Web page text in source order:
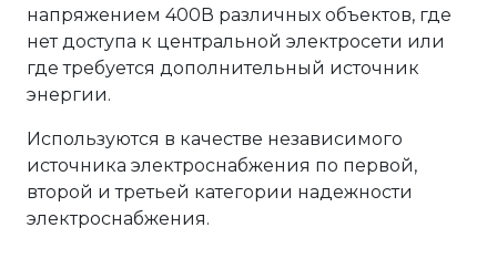
напряжением 400В различных объектов, где
нет доступа к центральной электросети или
где требуется дополнительный источник
энергии.
Используются в качестве независимого
источника электроснабжения по первой,
второй и третьей категории надежности
электроснабжения.